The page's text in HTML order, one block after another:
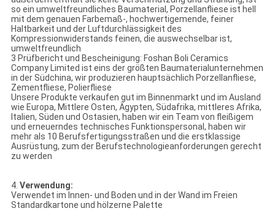
so ein umweltfreundliches Baumaterial, Porzellanfliese ist hell
mit dem genauen Farbemaß-, hochwertigemende, feiner
Haltbarkeit und der Luftdurchlässigkeit des
Kompressionwiderstands feinen, die auswechselbar ist,
umweltfreundlich
3 Prüfbericht und Bescheinigung: Foshan Boli Ceramics
Company Limited ist eins der größten Baumaterialunternehmen
in der Südchina, wir produzieren hauptsächlich Porzellanfliese,
Zementfliese, Polierfliese
Unsere Produkte verkaufen gut im Binnenmarkt und im Ausland
wie Europa, Mittlere Osten, Ägypten, Südafrika, mittleres Afrika,
Italien, Süden und Ostasien, haben wir ein Team von fleißigem
und erneuerndes technisches Funktionspersonal, haben wir
mehr als 10 Berufsfertigungsstraßen und die erstklassige
Ausrüstung, zum der Berufstechnologieanforderungen gerecht
zu werden
4. Verwendung:
Verwendet im Innen- und Boden und in der Wand im Freien
Standardkartone und hölzerne Palette